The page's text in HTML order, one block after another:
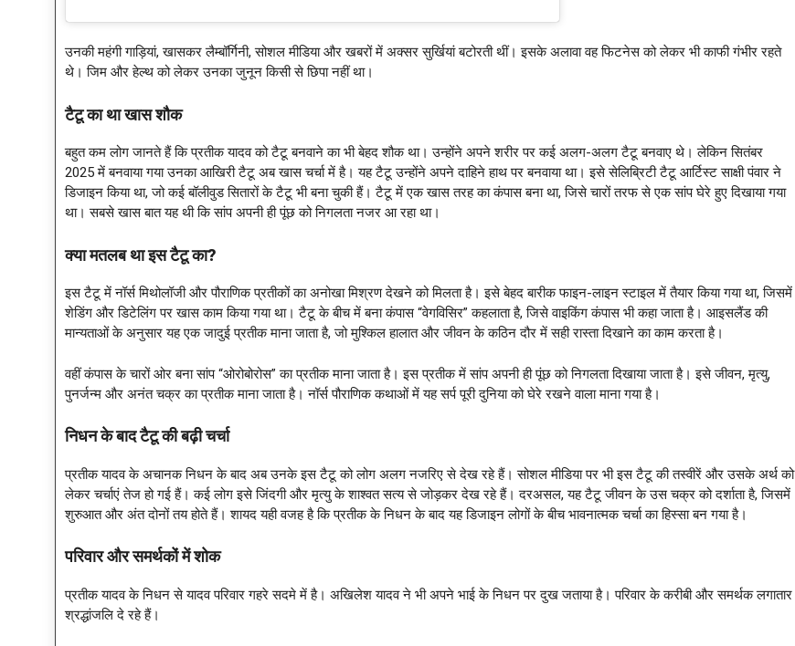
उनकी महंगी गाड़ियां, खासकर लैम्बॉर्गिनी, सोशल मीडिया और खबरों में अक्सर सुर्खियां बटोरती थीं। इसके अलावा वह फिटनेस को लेकर भी काफी गंभीर रहते
थे। जिम और हेल्थ को लेकर उनका जुनून किसी से छिपा नहीं था।
टैटू का था खास शौक
बहुत कम लोग जानते हैं कि प्रतीक यादव को टैटू बनवाने का भी बेहद शौक था। उन्होंने अपने शरीर पर कई अलग-अलग टैटू बनवाए थे। लेकिन सितंबर
2025 में बनवाया गया उनका आखिरी टैटू अब खास चर्चा में है। यह टैटू उन्होंने अपने दाहिने हाथ पर बनवाया था। इसे सेलिब्रिटी टैटू आर्टिस्ट साक्षी पंवार ने
डिजाइन किया था, जो कई बॉलीवुड सितारों के टैटू भी बना चुकी हैं। टैटू में एक खास तरह का कंपास बना था, जिसे चारों तरफ से एक सांप घेरे हुए दिखाया गया
था। सबसे खास बात यह थी कि सांप अपनी ही पूंछ को निगलता नजर आ रहा था।
क्या मतलब था इस टैटू का?
इस टैटू में नॉर्स मिथोलॉजी और पौराणिक प्रतीकों का अनोखा मिश्रण देखने को मिलता है। इसे बेहद बारीक फाइन-लाइन स्टाइल में तैयार किया गया था, जिसमें
शेडिंग और डिटेलिंग पर खास काम किया गया था। टैटू के बीच में बना कंपास “वेगविसिर” कहलाता है, जिसे वाइकिंग कंपास भी कहा जाता है। आइसलैंड की
मान्यताओं के अनुसार यह एक जादुई प्रतीक माना जाता है, जो मुश्किल हालात और जीवन के कठिन दौर में सही रास्ता दिखाने का काम करता है।
वहीं कंपास के चारों ओर बना सांप “ओरोबोरोस” का प्रतीक माना जाता है। इस प्रतीक में सांप अपनी ही पूंछ को निगलता दिखाया जाता है। इसे जीवन, मृत्यु,
पुनर्जन्म और अनंत चक्र का प्रतीक माना जाता है। नॉर्स पौराणिक कथाओं में यह सर्प पूरी दुनिया को घेरे रखने वाला माना गया है।
निधन के बाद टैटू की बढ़ी चर्चा
प्रतीक यादव के अचानक निधन के बाद अब उनके इस टैटू को लोग अलग नजरिए से देख रहे हैं। सोशल मीडिया पर भी इस टैटू की तस्वीरें और उसके अर्थ को
लेकर चर्चाएं तेज हो गई हैं। कई लोग इसे जिंदगी और मृत्यु के शाश्वत सत्य से जोड़कर देख रहे हैं। दरअसल, यह टैटू जीवन के उस चक्र को दर्शाता है, जिसमें
शुरुआत और अंत दोनों तय होते हैं। शायद यही वजह है कि प्रतीक के निधन के बाद यह डिजाइन लोगों के बीच भावनात्मक चर्चा का हिस्सा बन गया है।
परिवार और समर्थकों में शोक
प्रतीक यादव के निधन से यादव परिवार गहरे सदमे में है। अखिलेश यादव ने भी अपने भाई के निधन पर दुख जताया है। परिवार के करीबी और समर्थक लगातार
श्रद्धांजलि दे रहे हैं।